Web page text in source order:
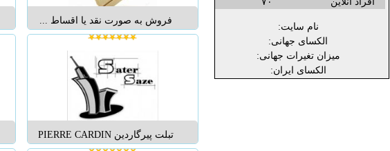
فروش به صورت نقد یا اقساط ...
تبلت پیرگاردین PIERRE CARDIN
نام سایت:
الکسای جهانی:
میزان تغیرات جهانی:
الکسای ایران: